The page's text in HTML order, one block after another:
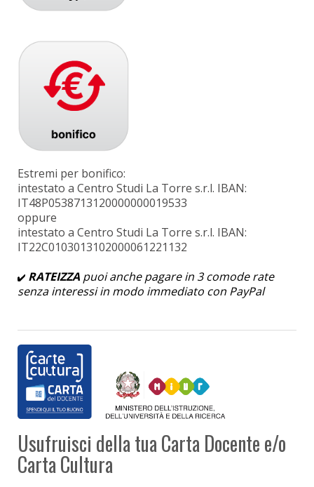
Estremi per bonifico:
intestato a Centro Studi La Torre s.r.l. IBAN:
IT48P0538713120000000019533
oppure
intestato a Centro Studi La Torre s.r.l. IBAN:
IT22C0103013102000061221132
RATEIZZA puoi anche pagare in 3 comode rate
senza interessi in modo immediato con PayPal
Usufruisci della tua Carta Docente e/o
Carta Cultura